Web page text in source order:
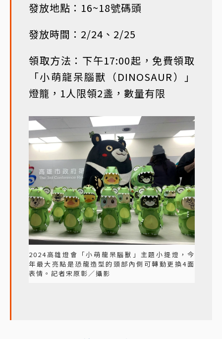
發放地點：16~18號碼頭
發放時間：2/24、2/25
領取方法：下午17:00起，免費領取
「小萌龍呆腦獸（DINOSAUR）」
燈籠，1人限領2盞，數量有限
2024高雄燈會「小萌龍呆腦獸」主題小提燈，今
年最大亮點是恐龍造型的頭部內側可轉動更換4面
表情。記者宋原彰／攝影